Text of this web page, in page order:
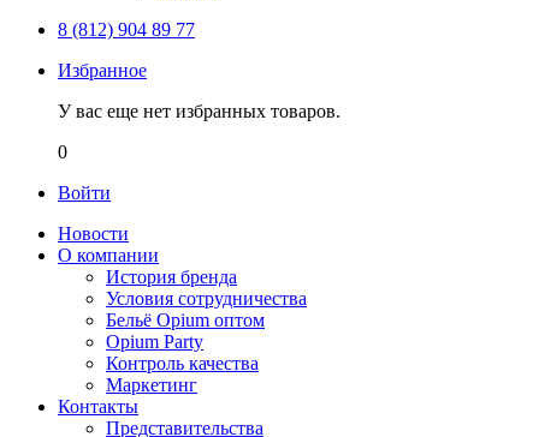
8 (812) 904 89 77
Избранное
У вас еще нет избранных товаров.
0
Войти
Новости
О компании
История бренда
Условия сотрудничества
Бельё Opium оптом
Opium Party
Контроль качества
Маркетинг
Контакты
Представительства